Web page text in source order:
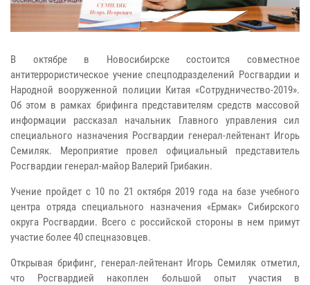
В октябре в Новосибирске состоится совместное
антитеррористическое учение спецподразделений Росгвардии и
Народной вооруженной полиции Китая «Сотрудничество-2019».
Об этом в рамках брифинга представителям средств массовой
информации рассказал начальник Главного управления сил
специального назначения Росгвардии генерал-лейтенант Игорь
Семиляк. Мероприятие провел официальный представитель
Росгвардии генерал-майор Валерий Грибакин.
Учение пройдет с 10 по 21 октября 2019 года на базе учебного
центра отряда специального назначения «Ермак» Сибирского
округа Росгвардии. Всего с российской стороны в нем примут
участие более 40 спецназовцев.
Открывая брифинг, генерал-лейтенант Игорь Семиляк отметил,
что Росгвардией накоплен большой опыт участия в